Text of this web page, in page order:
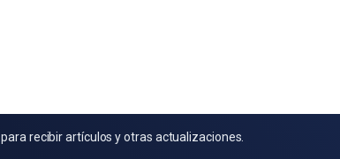
para recibir artículos y otras actualizaciones.